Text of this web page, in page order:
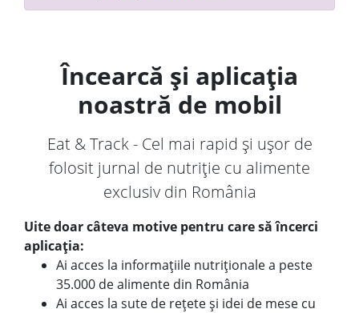
Încearcă și aplicația
noastră de mobil
Eat & Track - Cel mai rapid și ușor de
folosit jurnal de nutriție cu alimente
exclusiv din România
Uite doar câteva motive pentru care să încerci
aplicația:
Ai acces la informațiile nutriționale a peste
35.000 de alimente din România
Ai acces la sute de rețete și idei de mese cu